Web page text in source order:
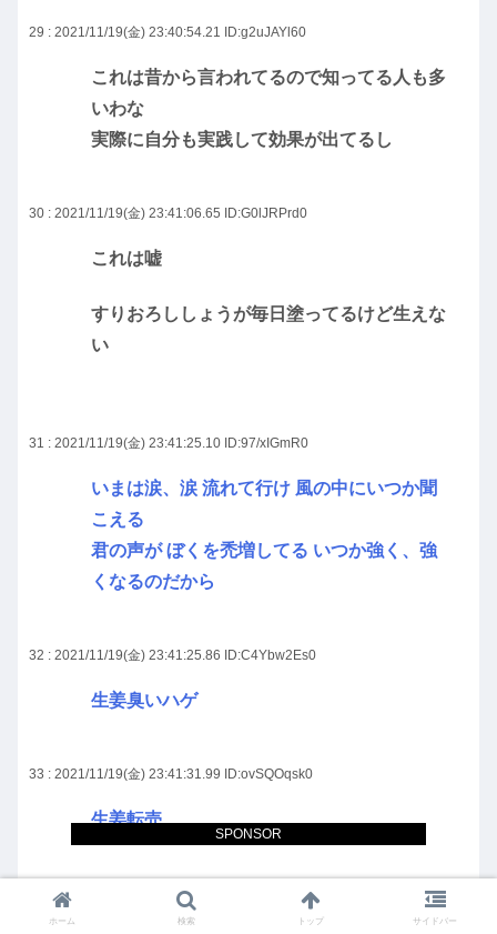
SPONSOR
29 : 2021/11/19(金) 23:40:54.21 ID:g2uJAYl60
これは昔から言われてるので知ってる人も多
いわな
実際に自分も実践して効果が出てるし
30 : 2021/11/19(金) 23:41:06.65 ID:G0lJRPrd0
これは嘘
すりおろししょうが毎日塗ってるけど生えな
い
31 : 2021/11/19(金) 23:41:25.10 ID:97/xIGmR0
いまは涙、涙 流れて行け 風の中にいつか聞
こえる
君の声が ぼくを禿増してる いつか強く、強
くなるのだから
32 : 2021/11/19(金) 23:41:25.86 ID:C4Ybw2Es0
生姜臭いハゲ
33 : 2021/11/19(金) 23:41:31.99 ID:ovSQOqsk0
生姜転売
ホーム 検索 トップ サイドバー